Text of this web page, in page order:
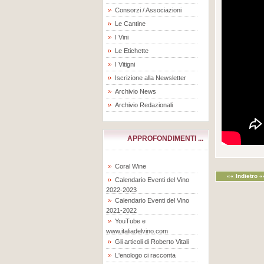
Consorzi / Associazioni
Le Cantine
I Vini
Le Etichette
I Vitigni
Iscrizione alla Newsletter
Archivio News
Archivio Redazionali
APPROFONDIMENTI ...
Coral Wine
Calendario Eventi del Vino
2022-2023
Calendario Eventi del Vino
2021-2022
YouTube e
www.italiadelvino.com
Gli articoli di Roberto Vitali
L'enologo ci racconta
«« Indietro